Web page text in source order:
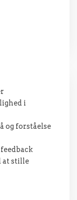
i
og forståelse
at stille